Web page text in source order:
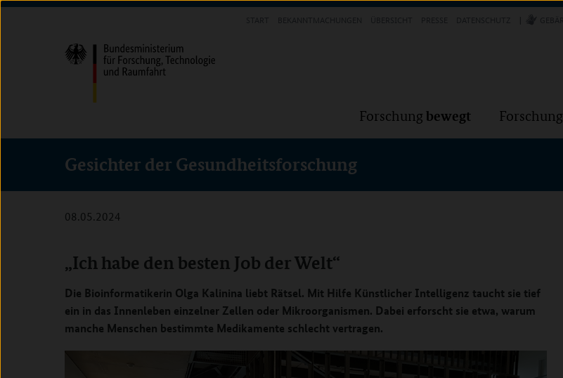
Direkt
(Eingabetaste)
Direkt
(Eingabetaste)
Direkt
(Eingabetaste)
Forschung bewegt Forschung
Gesichter der Gesundheitsforschung
08.05.2024
„Ich habe den besten Job der Welt“
Die Bioinformatikerin Olga Kalinina liebt Rätsel. Mit Hilfe Künstlicher Intelligenz taucht sie tief
ein in das Innenleben einzelner Zellen oder Mikroorganismen. Dabei erforscht sie etwa, warum
manche Menschen bestimmte Medikamente schlecht vertragen.
Forschung